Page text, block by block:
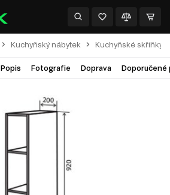
Kuchyňský nábytek Kuchyňské skříňky
Popis Fotografie Doprava Doporučené